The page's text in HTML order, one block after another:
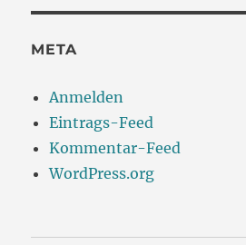
META
Anmelden
Eintrags-Feed
Kommentar-Feed
WordPress.org